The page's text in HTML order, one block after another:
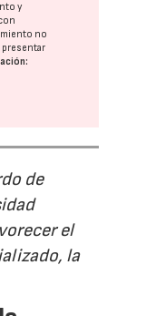
y
no
presentar
de
el
la